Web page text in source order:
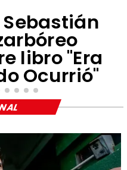
libro "Era
Ocurrió"